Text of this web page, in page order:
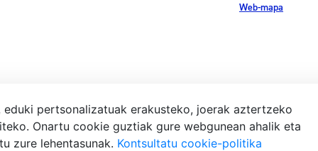
Web-mapa
Lege-
pertsonalizatuak erakusteko, joerak aztertzeko
Onartu cookie guztiak gure webgunean ahalik eta
zure lehentasunak. Kontsultatu cookie-politika